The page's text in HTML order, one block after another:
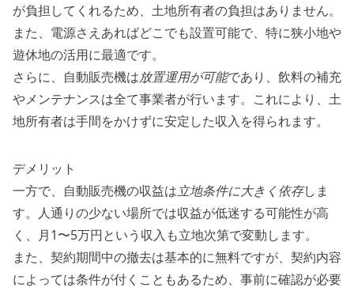
が負担してくれるため、土地所有者の負担はありません。
また、電源さえあればどこでも設置可能で、特に狭小地や
遊休地の活用に最適です。
さらに、自動販売機は放置運用が可能であり、飲料の補充
やメンテナンスは全て事業者が行います。これにより、土
地所有者は手間をかけずに安定した収入を得られます。
デメリット
一方で、自動販売機の収益は立地条件に大きく依存しま
す。人通りの少ない場所では収益が低迷する可能性が高
く、月1〜5万円という収入も立地次第で変動します。
また、契約期間中の撤去は基本的に無料ですが、契約内容
によっては条件が付くこともあるため、事前に確認が必要